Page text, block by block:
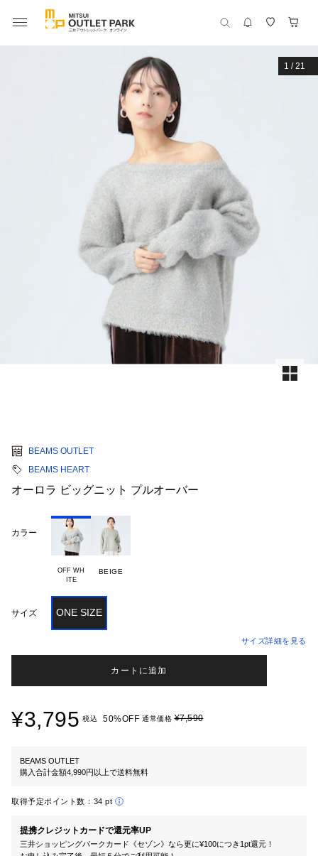
1 /21
BEAMS OUTLET
BEAMS HEART
オーロラ ビッグニット プルオーバー
カラー
OFF WH
ITE
BEIGE
サイズ ONE SIZE
サイズ詳細を見る
カートに追加
¥3,795 税込 50%OFF 通常価格¥7,590
BEAMS OUTLET
購入合計金額4,990円以上で送料無料
取得予定ポイント数： 34 pt
提携クレジットカードで還元率UP
三井ショッピングパークカード《セゾン》なら更に¥100につき1pt還元！